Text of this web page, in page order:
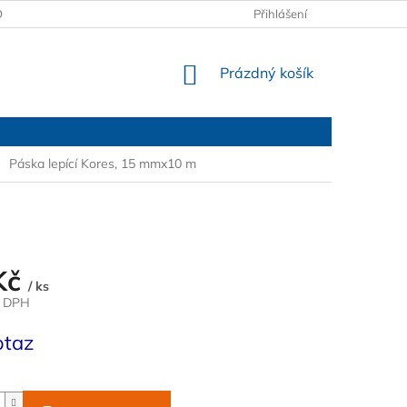
PODMÍNKY PODMÍNKY OCHRANY OSOBNÍCH ÚDAJŮ
Přihlášení
NÁKUPNÍ
Prázdný košík
Páska lepící Kores, 15 mmx10 m
/ ks